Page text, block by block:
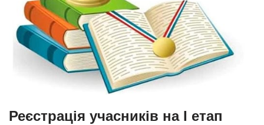
Реєстрація учасників на І етап